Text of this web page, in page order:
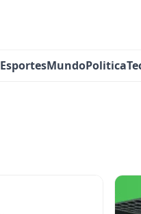
EsportesMundoPolitica